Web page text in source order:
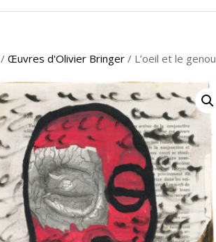
/Œuvres d'Olivier Bringer / L’oeil et le genou